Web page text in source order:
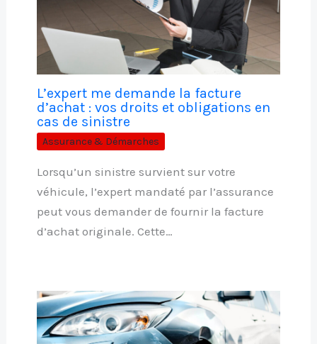
L’expert me demande la facture
d’achat : vos droits et obligations en
cas de sinistre
Assurance & Démarches
Lorsqu’un sinistre survient sur votre
véhicule, l’expert mandaté par l’assurance
peut vous demander de fournir la facture
d’achat originale. Cette…